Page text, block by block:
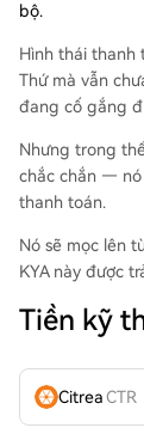
bộ.
Hình thái thanh
Thứ mà vẫn
đang cố gắng
Nhưng trong
chắc chắn — nó
thanh toán.
Nó sẽ mọc lên
KYA này được
Tiền kỹ
CitreaCTR